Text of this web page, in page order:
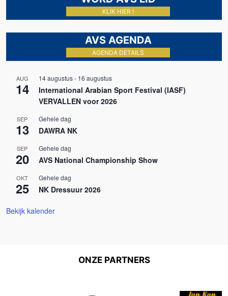
KLIK HIER !
AVS AGENDA
AGENDA DETAILS
AUG
14
14 augustus- 16 augustus
International Arabian Sport Festival (IASF)
VERVALLEN voor 2026
SEP
13
Gehele dag
DAWRA NK
SEP
20
Gehele dag
AVS National Championship Show
OKT
25
Gehele dag
NK Dressuur 2026
Bekijk kalender
ONZE PARTNERS